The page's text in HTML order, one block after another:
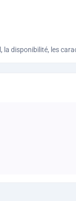
disponibilité, les